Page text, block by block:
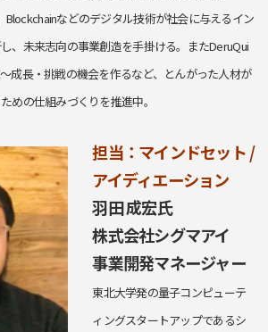
Blockchainなどのデジタル技術が社会に与えるイン
、未来志向の事業創造を手掛ける。またDeruQui
成長・挑戦の機会を作るなど、とんがった人材が
めの仕組みづくりを推進中。
担当：マインドセット /
アイディエーション
羽田 成宏氏
株式会社シグマアイ
事業開発マネージャー
東北大学発の量子コンピューテ
ィングスタートアップであるシ